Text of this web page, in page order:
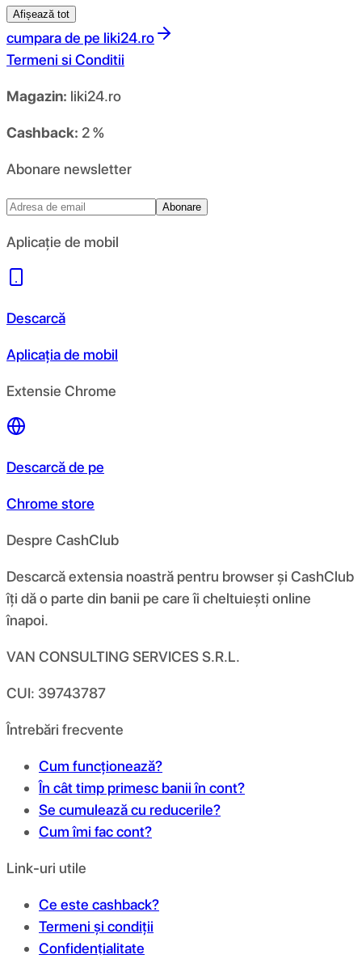
Afișează tot
cumpara de pe liki24.ro
Termeni si Conditii
Magazin: liki24.ro
Cashback: 2 %
Abonare newsletter
Abonare
Aplicație de mobil
Descarcă
Aplicația de mobil
Extensie Chrome
Descarcă de pe
Chrome store
Despre CashClub
Descarcă extensia noastră pentru browser și CashClub
îți dă o parte din banii pe care îi cheltuiești online
înapoi.
VAN CONSULTING SERVICES S.R.L.
CUI: 39743787
Întrebări frecvente
Cum funcționează?
În cât timp primesc banii în cont?
Se cumulează cu reducerile?
Cum îmi fac cont?
Link-uri utile
Ce este cashback?
Termeni și condiții
Confidențialitate